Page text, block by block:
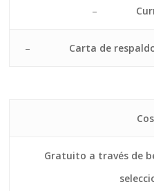
–
– Carta de
Gratuito a través de